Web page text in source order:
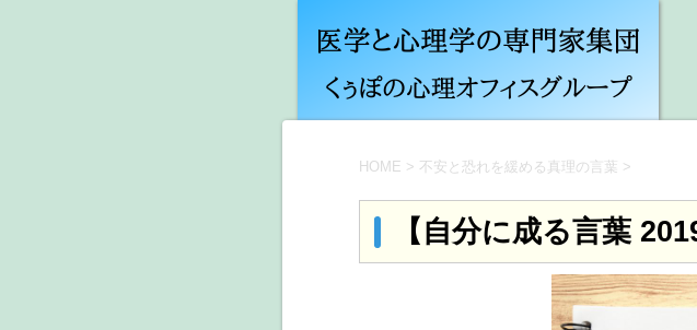
HOME > 不安と恐れを緩める真理の言葉 >
【自分に成る言葉